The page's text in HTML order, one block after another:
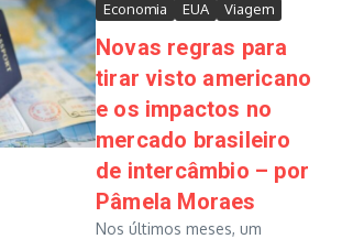
Economia EUA Viagem
Novas regras para
tirar visto americano
e os impactos no
mercado brasileiro
de intercâmbio – por
Pâmela Moraes
Nos últimos meses, um